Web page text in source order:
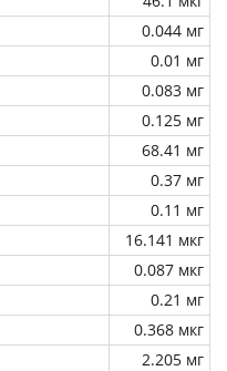
0.044 мг
0.01 мг
0.083 мг
0.125 мг
68.41 мг
0.37 мг
0.11 мг
16.141 мкг
0.087 мкг
0.21 мг
0.368 мкг
2.205 мг